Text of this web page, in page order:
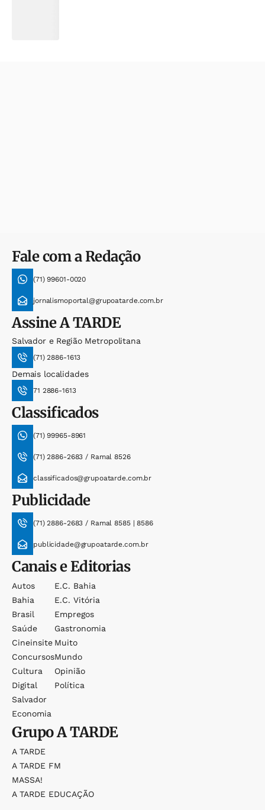
Fale com a Redação
(71) 99601-0020
jornalismoportal@grupoatarde.com.br
AssineA TARDE
Salvador e Região Metropolitana
(71) 2886-1613
Demais localidades
71 2886-1613
Classificados
(71) 99965-8961
(71) 2886-2683 / Ramal 8526
classificados@grupoatarde.com.br
Publicidade
(71) 2886-2683 / Ramal 8585 | 8586
publicidade@grupoatarde.com.br
Canais e Editorias
Autos
Bahia
Brasil
Saúde
Cineinsite
Concursos
Cultura
Digital
Salvador
Economia
E.c. Bahia
E.c. Vitória
Empregos
Gastronomia
Muito
Mundo
Opinião
Política
GrupoA TARDE
A TARDE
A TARDE FM
MASSA!
A TARDE EDUCAÇÃO